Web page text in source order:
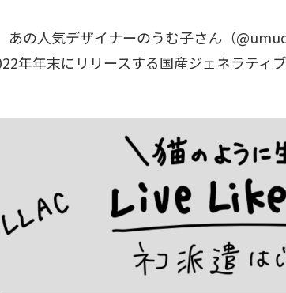
あの人気デザイナーのうむ子さん（
年年末にリリースする国産ジェネラティ